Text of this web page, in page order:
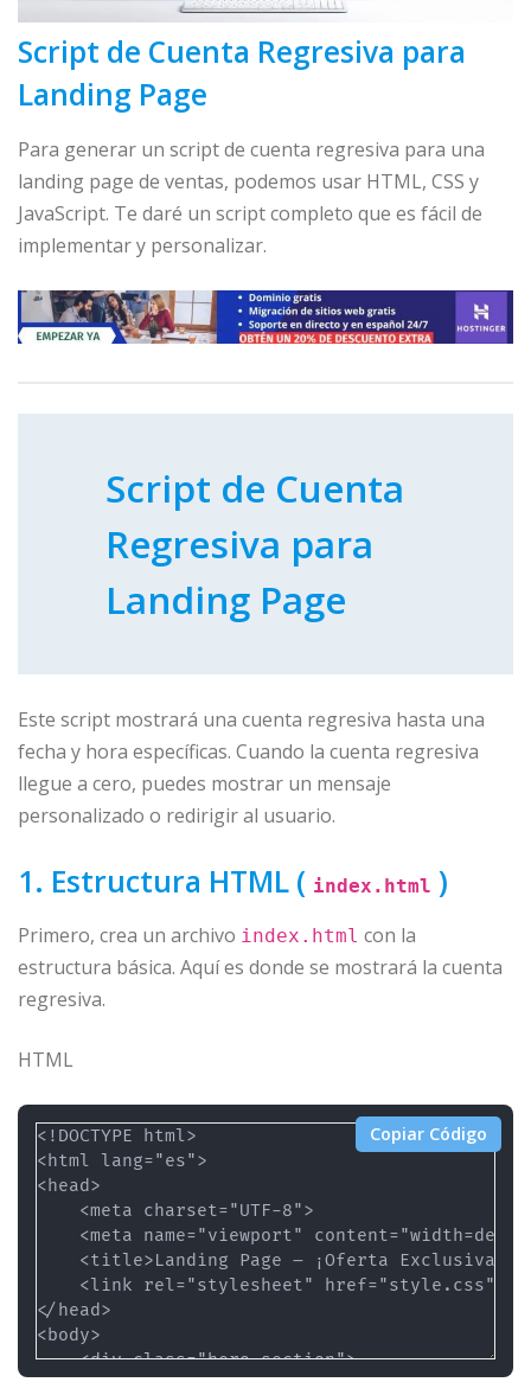
Script de Cuenta Regresiva para
Landing Page
Para generar un script de cuenta regresiva para una
landing page de ventas, podemos usar HTML, CSS y
JavaScript. Te daré un script completo que es fácil de
implementar y personalizar.
Script de Cuenta
Regresiva para
Landing Page
Este script mostrará una cuenta regresiva hasta una
fecha y hora específicas. Cuando la cuenta regresiva
llegue a cero, puedes mostrar un mensaje
personalizado o redirigir al usuario.
1. Estructura HTML ( index.html )
Primero, crea un archivo index.html con la
estructura básica. Aquí es donde se mostrará la cuenta
regresiva.
HTML
Copiar Código